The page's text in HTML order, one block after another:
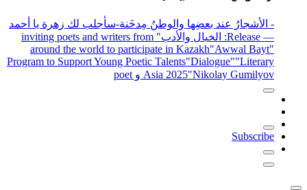
- الأشجارُ عند بعضِها والوطنُ مِدخَنة-سأجلب لك زهرة يا أحمد
— Release
: الخيال والأدب
" inviting poets and writers from
around the world to participate in Kazakh"Awwal Bayt"
Program to Support Young Poetic Talents"Dialogue""Literary
Asia 2025"Nikolay Gumilyov و poet
Subscribe